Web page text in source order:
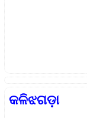
କଳିଝଗଡ଼ା